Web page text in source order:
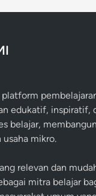
platform
edukatif, inspiratif,
belajar,
mikro.
relevan dan
mitra belajar